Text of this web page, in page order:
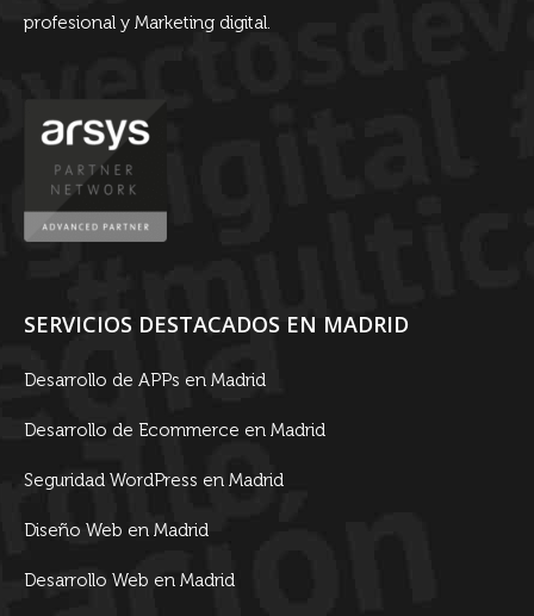
profesional y Marketing digital.
SERVICIOS DESTACADOS EN MADRID
Desarrollo de APPs en Madrid
Desarrollo de Ecommerce en Madrid
Seguridad WordPress en Madrid
Diseño Web en Madrid
Desarrollo Web en Madrid